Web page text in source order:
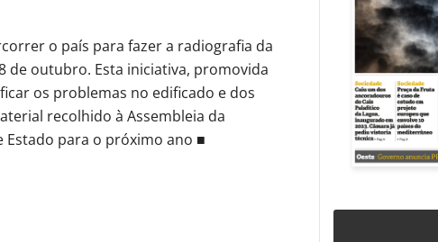
o país para fazer a radiografia da
de outubro. Esta iniciativa, promovida
os problemas no edificado e dos
recolhido à Assembleia da
Estado para o próximo ano ■